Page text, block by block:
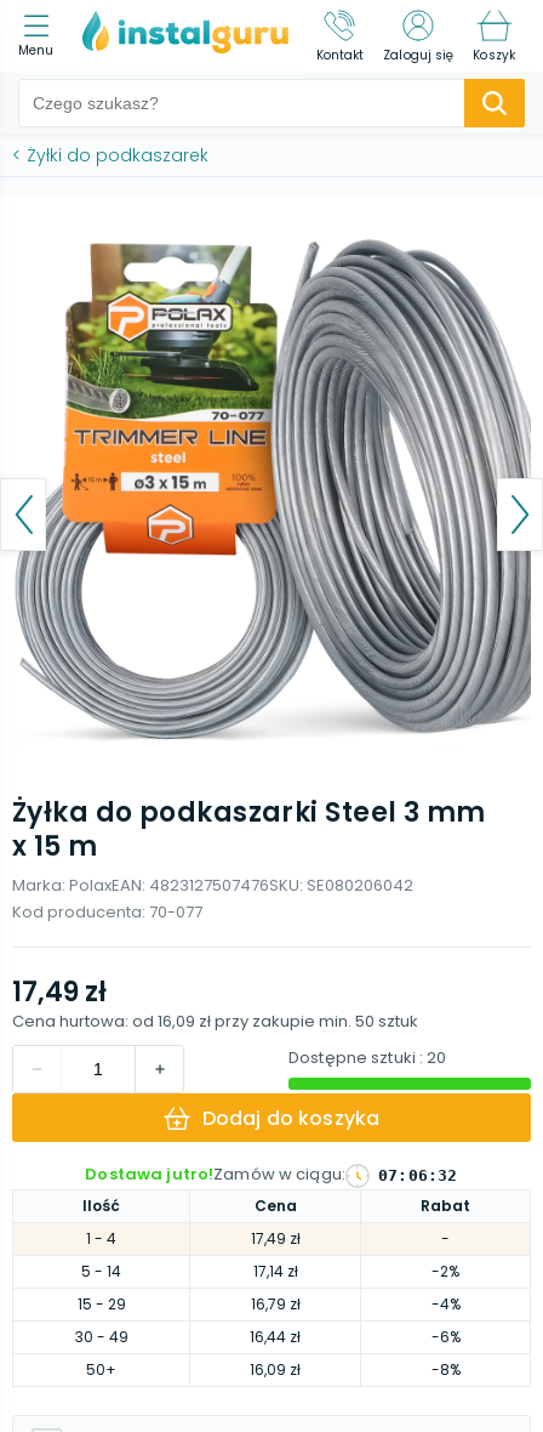
Menu Kontakt Zaloguj się Koszyk
< Żyłki do podkaszarek
Żyłka do podkaszarki Steel 3 mm
x 15 m
Marka: PolaxEAN: 4823127507476SKU: SE080206042
Kod producenta: 70-077
Ilość Cena
Rabat
1 - 4 17,49 zł
-
5 - 14 17,14 zł
-2%
15 - 29 16,79 zł
-4%
30 - 49 16,44 zł
-6%
50+ 16,09 zł -8%
17,49 zł
Cena hurtowa: od 16,09 złprzy zakupie min. 50 sztuk
Dostępne sztuki : 20
Dodaj do koszyka
Dostawa jutro!Zamów w ciągu: 07 : 06 :31